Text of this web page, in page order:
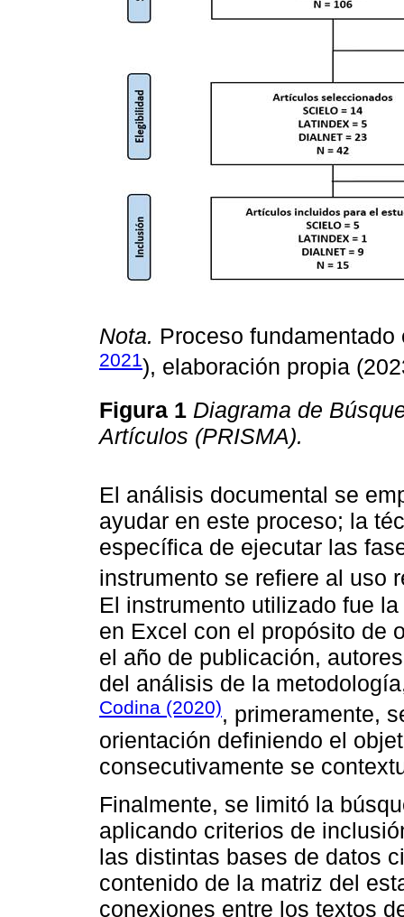
Nota. Proceso
2021), elaboración propia
Figura 1 Diagrama de
Artículos (PRISMA).
El análisis documental se
ayudar en este proceso; la
específica de ejecutar las
instrumento se refiere al uso
El instrumento utilizado fue
en Excel con el propósito de
el año de publicación,
del análisis de la
Codina (2020), primeramente,
orientación definiendo el
consecutivamente se
Finalmente, se limitó la
aplicando criterios de
las distintas bases de datos
contenido de la matriz del
conexiones entre los textos